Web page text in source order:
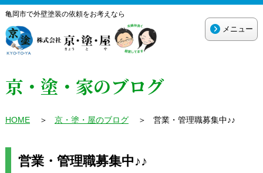
亀岡市で外壁塗装の依頼をお考えなら
メニュー
京・塗・家のブログ
HOME＞ 京・塗・屋のブログ＞ 営業・管理職募集中♪♪
営業・管理職募集中♪♪